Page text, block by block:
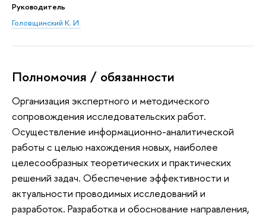
Руководитель
Головщинский К. И.
Полномочия / обязанности
Организация экспертного и методического
сопровождения исследовательских работ.
Осуществление информационно-аналитической
работы с целью нахождения новых, наиболее
целесообразных теоретических и практических
решений задач. Обеспечение эффективности и
актуальности проводимых исследований и
разработок. Разработка и обоснование направления,